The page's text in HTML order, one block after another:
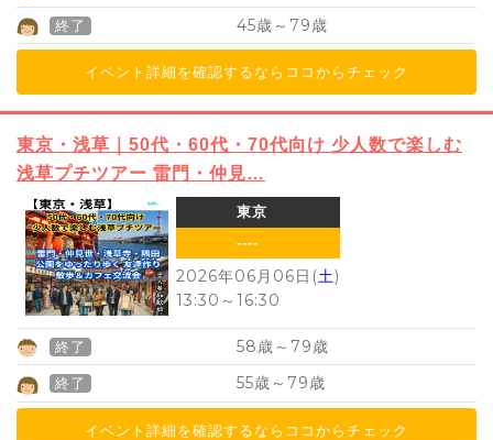
終了 45歳～ 79歳
イベント詳細を確認するならココからチェック
東京・浅草｜50代・60代・70代向け 少人数で楽しむ
浅草プチツアー 雷門・仲見…
東京
----
2026年06月06日(土)
13:30 ～ 16:30
終了 58歳～ 79歳
終了 55歳～ 79歳
イベント詳細を確認するならココからチェック